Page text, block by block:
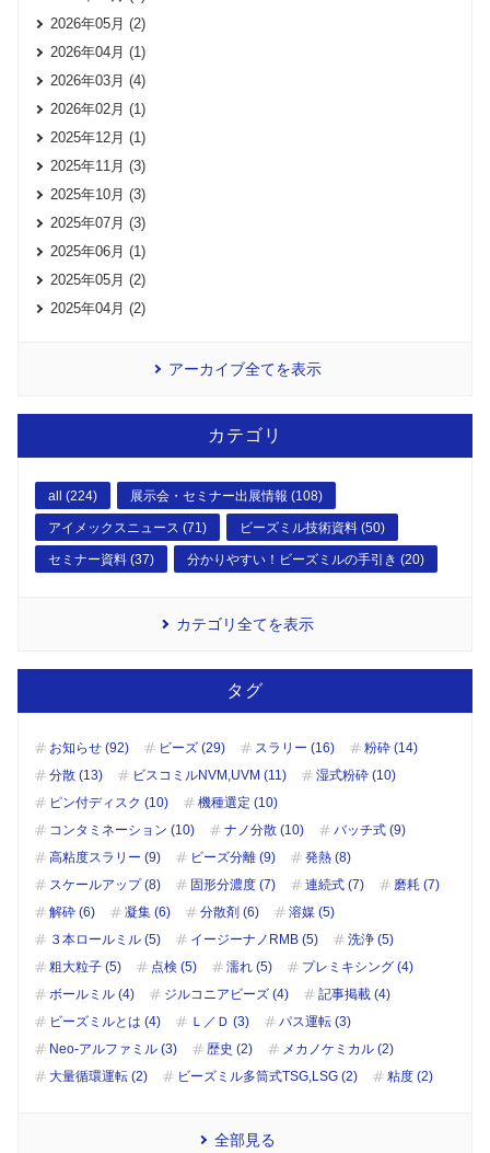
2026年05月 (2)
2026年04月 (1)
2026年03月 (4)
2026年02月 (1)
2025年12月 (1)
2025年11月 (3)
2025年10月 (3)
2025年07月 (3)
2025年06月 (1)
2025年05月 (2)
2025年04月 (2)
アーカイブ全てを表示
カテゴリ
all (224) 展示会・セミナー出展情報 (108)
アイメックスニュース (71) ビーズミル技術資料 (50)
セミナー資料 (37) 分かりやすい！ビーズミルの手引き (20)
カテゴリ全てを表示
タグ
お知らせ (92) ビーズ (29) スラリー (16)
粉砕 (14)
分散 (13)
ビスコミルNVM,UVM (11)
湿式粉砕 (10)
ピン付ディスク (10)
機種選定 (10)
コンタミネーション (10)
ナノ分散 (10)
バッチ式 (9)
高粘度スラリー (9)
ビーズ分離 (9)
発熱 (8)
スケールアップ (8)
固形分濃度 (7) 連続式 (7)
磨耗 (7)
解砕 (6)
凝集 (6) 分散剤 (6)
溶媒 (5)
３本ロールミル (5)
イージーナノRMB (5)
洗浄 (5)
粗大粒子 (5)
点検 (5) 濡れ (5)
プレミキシング (4)
ボールミル (4)
ジルコニアビーズ (4)
記事掲載 (4)
ビーズミルとは (4)
Ｌ／Ｄ (3)
パス運転 (3)
Neo-アルファミル (3)
歴史 (2)
メカノケミカル (2)
大量循環運転 (2)
ビーズミル多筒式TSG,LSG (2) 粘度 (2)
全部見る